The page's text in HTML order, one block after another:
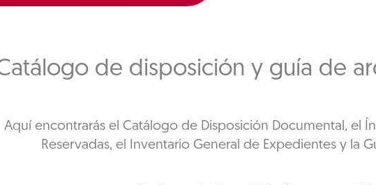
de disposición y guía de
Aquí encontrarás el Catálogo de Disposición Documental, el
Reservadas, el Inventario General de Expedientes y la